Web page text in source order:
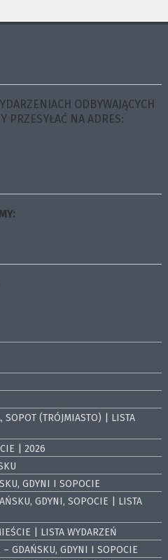
ODBYWAJĄCYCH
PRZESYŁAĆ NA ADRES:
SOPOT (TRÓJMIASTO) | LISTA
| 2026
GDYNI I SOPOCIE
GDYNI, SOPOCIE | LISTA
| LISTA WYDARZEŃ
GDAŃSKU, GDYNI I SOPOCIE